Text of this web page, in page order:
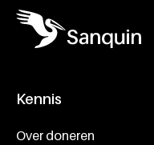
Kennis
Over doneren